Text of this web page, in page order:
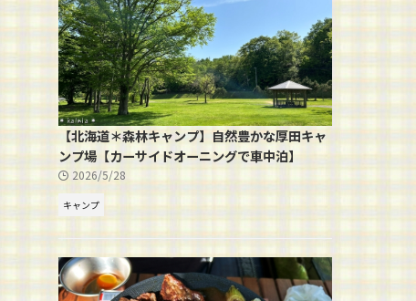
【北海道＊森林キャンプ】自然豊かな厚田キャ
ンプ場【カーサイドオーニングで車中泊】
2026/5/28
キャンプ